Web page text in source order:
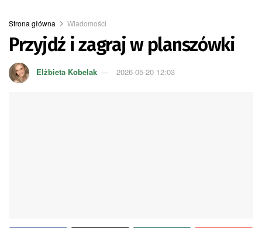
Strona główna Wiadomości
Przyjdź i zagraj w planszówki
Elżbieta Kobelak 2026-05-20 12:03